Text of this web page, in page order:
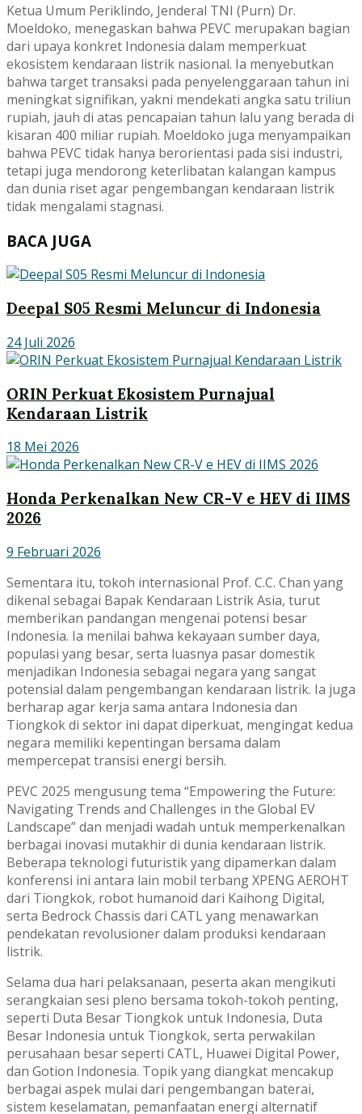
Ketua Umum Periklindo, Jenderal TNI (Purn) Dr.
Moeldoko, menegaskan bahwa PEVC merupakan bagian
dari upaya konkret Indonesia dalam memperkuat
ekosistem kendaraan listrik nasional. Ia menyebutkan
bahwa target transaksi pada penyelenggaraan tahun ini
meningkat signifikan, yakni mendekati angka satu triliun
rupiah, jauh di atas pencapaian tahun lalu yang berada di
kisaran 400 miliar rupiah. Moeldoko juga menyampaikan
bahwa PEVC tidak hanya berorientasi pada sisi industri,
tetapi juga mendorong keterlibatan kalangan kampus
dan dunia riset agar pengembangan kendaraan listrik
tidak mengalami stagnasi.
BACA JUGA
Deepal S05 Resmi Meluncur di Indonesia
24 Juli 2026
ORIN Perkuat Ekosistem Purnajual
Kendaraan Listrik
18 Mei 2026
Honda Perkenalkan New CR-V e HEV di IIMS
2026
9 Februari 2026
Sementara itu, tokoh internasional Prof. C.C. Chan yang
dikenal sebagai Bapak Kendaraan Listrik Asia, turut
memberikan pandangan mengenai potensi besar
Indonesia. Ia menilai bahwa kekayaan sumber daya,
populasi yang besar, serta luasnya pasar domestik
menjadikan Indonesia sebagai negara yang sangat
potensial dalam pengembangan kendaraan listrik. Ia juga
berharap agar kerja sama antara Indonesia dan
Tiongkok di sektor ini dapat diperkuat, mengingat kedua
negara memiliki kepentingan bersama dalam
mempercepat transisi energi bersih.
PEVC 2025 mengusung tema “Empowering the Future:
Navigating Trends and Challenges in the Global EV
Landscape” dan menjadi wadah untuk memperkenalkan
berbagai inovasi mutakhir di dunia kendaraan listrik.
Beberapa teknologi futuristik yang dipamerkan dalam
konferensi ini antara lain mobil terbang XPENG AEROHT
dari Tiongkok, robot humanoid dari Kaihong Digital,
serta Bedrock Chassis dari CATL yang menawarkan
pendekatan revolusioner dalam produksi kendaraan
listrik.
Selama dua hari pelaksanaan, peserta akan mengikuti
serangkaian sesi pleno bersama tokoh-tokoh penting,
seperti Duta Besar Tiongkok untuk Indonesia, Duta
Besar Indonesia untuk Tiongkok, serta perwakilan
perusahaan besar seperti CATL, Huawei Digital Power,
dan Gotion Indonesia. Topik yang diangkat mencakup
berbagai aspek mulai dari pengembangan baterai,
sistem keselamatan, pemanfaatan energi alternatif